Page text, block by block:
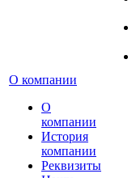
О компании
О
компании
История
компании
Реквизиты